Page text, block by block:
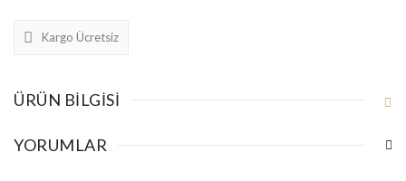
Kargo Ücretsiz
ÜRÜN BILGISI
YORUMLAR